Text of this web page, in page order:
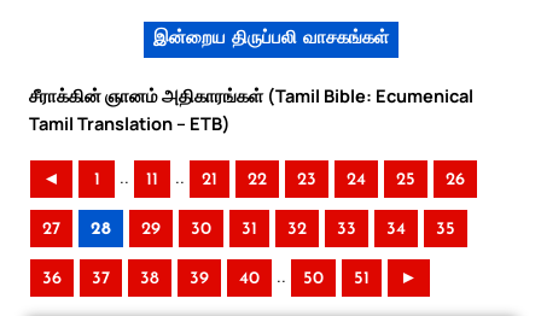
இன்றைய திருப்பலி வாசகங்கள்
சீராக்கின் ஞானம் அதிகாரங்கள் (Tamil Bible: Ecumenical
Tamil Translation – ETB)
◄ 1 .. 11 .. 21 22 23 24 25 26
27 28 29 30 31 32 33 34 35
36 37 38 39 40 .. 50 51 ►